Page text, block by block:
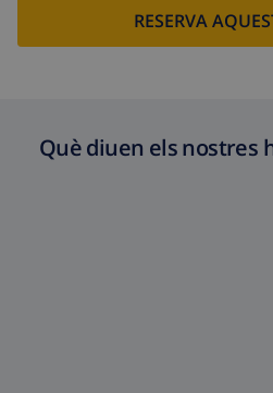
RESERVA
Què diuen els nostres